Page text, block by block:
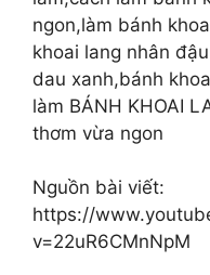
ngon,làm bánh
khoai lang nhân
dau xanh,bánh
làm BÁNH KHOAI
thơm vừa ngon
Nguồn bài viết:
https://
v=22uR6CMnNpM